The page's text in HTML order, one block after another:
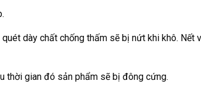
dày chất chống thấm sẽ bị nứt khi khô.
thời gian đó sản phẩm sẽ bị đông cứng.